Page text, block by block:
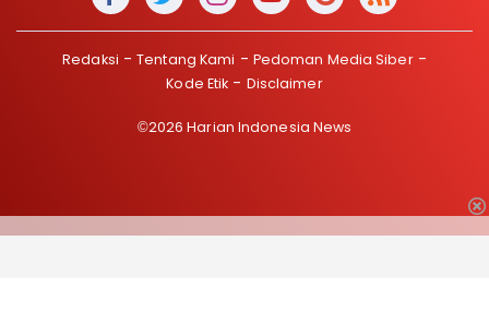
Redaksi Tentang Kami
Pedoman Media Siber
Kode Etik
Disclaimer
©2026 Harian Indonesia News